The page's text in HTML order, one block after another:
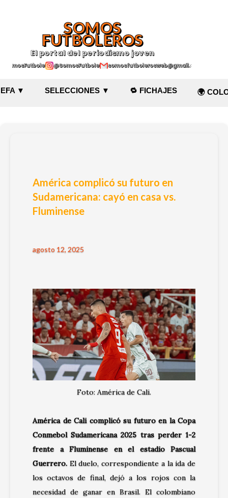
SOMOS
FUTBOLEROS
El portal del periodismo joven
@SomosFutbolerossomosfutbolerosweb@gmail.com
▼ SELECCIONES ▼ 🔁 FICHAJES 🌍
América complicó su futuro en
Sudamericana: cayó en casa vs.
Fluminense
agosto 12, 2025
Foto: América de Cali.
América de Cali complicó su futuro en la Copa
Conmebol Sudamericana 2025 tras perder 1-2
frente a Fluminense en el estadio Pascual
Guerrero. El duelo, correspondiente a la ida de
los octavos de final, dejó a los rojos con la
necesidad de ganar en Brasil. El colombiano